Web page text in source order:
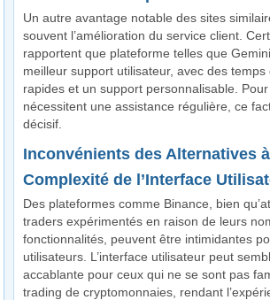
Un autre avantage notable des sites
souvent l’amélioration du service client.
rapportent que plateforme telles que
meilleur support utilisateur, avec des
rapides et un support personnalisable.
nécessitent une assistance régulière, ce
décisif.
Inconvénients des Alternatives
Complexité de l’Interface
Des plateformes comme Binance, bien
traders expérimentés en raison de leurs
fonctionnalités, peuvent être intimidantes
utilisateurs. L’interface utilisateur peut
accablante pour ceux qui ne se sont pas
trading de cryptomonnaies, rendant